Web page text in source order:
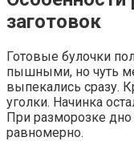
заготовок
Готовые булочки
пышными, но чуть
выпекались сразу.
уголки. Начинка
При разморозке
равномерно.